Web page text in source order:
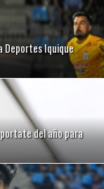
Deportes Iquique
del año para